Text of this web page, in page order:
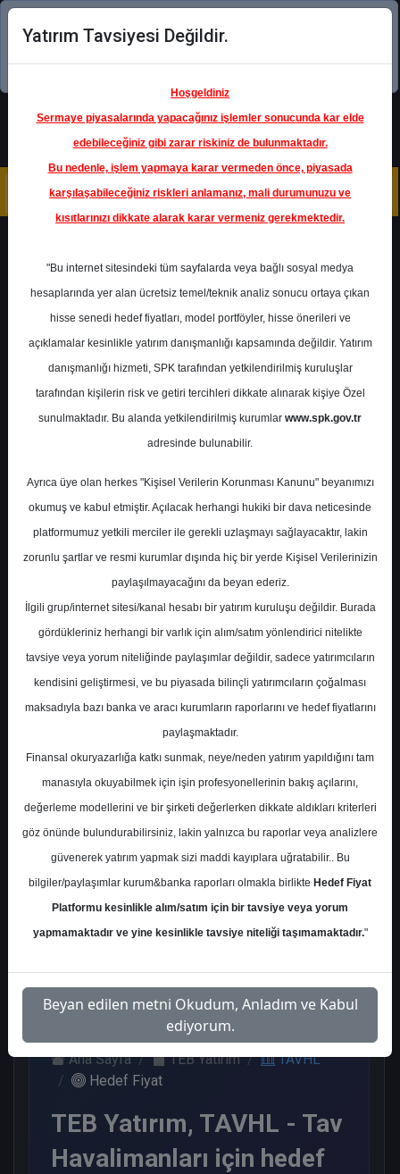
Şimdi uygulamayı indirin!
TAVHL- TAV HAVALİMANLARI
HOLDİNG A.Ş.
Hedef Fiyat 510.00 ₺
Getiri
%85.12
0
Get.
0
Salı, 23 Haziran 2026
En Yüksek Tahmin 510,00 ₺
Ortalama Fiyat Tahmini 432,71 ₺
Ortalama Getiri Potansiyeli %57.06
Kurum Sayısı
18
Al
11
Endeks Üstü
6
Tavsiye Yok
1
Salı, 23 Haziran 2026
Ana Sayfa TEB Yatırım
TAVHL
Hedef Fiyat
TEB Yatırım, TAVHL - Tav
Havalimanları için hedef
Yatırım Tavsiyesi Değildir.
Hoşgeldiniz
Sermaye piyasalarında yapacağınız işlemler sonucunda kar elde
edebileceğiniz gibi zarar riskiniz de bulunmaktadır.
Bu nedenle, işlem yapmaya karar vermeden önce, piyasada
karşılaşabileceğiniz riskleri anlamanız, mali durumunuzu ve
kısıtlarınızı dikkate alarak karar vermeniz gerekmektedir.
"Bu internet sitesindeki tüm sayfalarda veya bağlı sosyal medya
hesaplarında yer alan ücretsiz temel/teknik analiz sonucu ortaya çıkan
hisse senedi hedef fiyatları, model portföyler, hisse önerileri ve
açıklamalar kesinlikle yatırım danışmanlığı kapsamında değildir. Yatırım
danışmanlığı hizmeti, SPK tarafından yetkilendirilmiş kuruluşlar
tarafından kişilerin risk ve getiri tercihleri dikkate alınarak kişiye Özel
sunulmaktadır. Bu alanda yetkilendirilmiş kurumlar www.spk.gov.tr
adresinde bulunabilir.
Ayrıca üye olan herkes "Kişisel Verilerin Korunması Kanunu" beyanımızı
okumuş ve kabul etmiştir. Açılacak herhangi hukiki bir dava neticesinde
platformumuz yetkili merciler ile gerekli uzlaşmayı sağlayacaktır, lakin
zorunlu şartlar ve resmi kurumlar dışında hiç bir yerde Kişisel Verilerinizin
paylaşılmayacağını da beyan ederiz.
İlgili grup/internet sitesi/kanal hesabı bir yatırım kuruluşu değildir. Burada
gördükleriniz herhangi bir varlık için alım/satım yönlendirici nitelikte
tavsiye veya yorum niteliğinde paylaşımlar değildir, sadece yatırımcıların
kendisini geliştirmesi, ve bu piyasada bilinçli yatırımcıların çoğalması
maksadıyla bazı banka ve aracı kurumların raporlarını ve hedef fiyatlarını
paylaşmaktadır.
Finansal okuryazarlığa katkı sunmak, neye/neden yatırım yapıldığını tam
manasıyla okuyabilmek için işin profesyonellerinin bakış açılarını,
değerleme modellerini ve bir şirketi değerlerken dikkate aldıkları kriterleri
göz önünde bulundurabilirsiniz, lakin yalnızca bu raporlar veya analizlere
güvenerek yatırım yapmak sizi maddi kayıplara uğratabilir.. Bu
bilgiler/paylaşımlar kurum&banka raporları olmakla birlikte Hedef Fiyat
Platformu kesinlikle alım/satım için bir tavsiye veya yorum
yapmamaktadır ve yine kesinlikle tavsiye niteliği taşımamaktadır."
Beyan edilen metni Okudum, Anladım ve Kabul
ediyorum.